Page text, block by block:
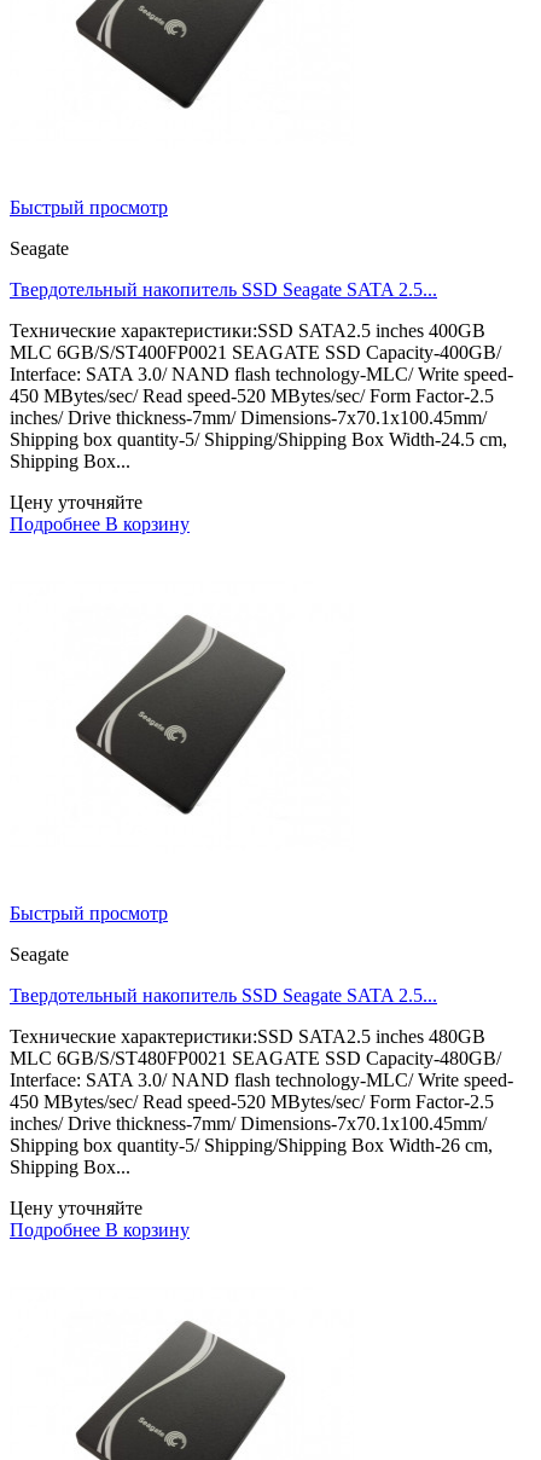
Быстрый просмотр
Seagate
Твердотельный накопитель SSD Seagate SATA 2.5...
Технические характеристики:SSD SATA2.5 inches 400GB
MLC 6GB/S/ST400FP0021 SEAGATE SSD Capacity-400GB/
Interface: SATA 3.0/ NAND flash technology-MLC/ Write speed-
450 MBytes/sec/ Read speed-520 MBytes/sec/ Form Factor-2.5
inches/ Drive thickness-7mm/ Dimensions-7x70.1x100.45mm/
Shipping box quantity-5/ Shipping/Shipping Box Width-24.5 cm,
Shipping Box...
Цену уточняйте
Подробнее В корзину
Быстрый просмотр
Seagate
Твердотельный накопитель SSD Seagate SATA 2.5...
Технические характеристики:SSD SATA2.5 inches 480GB
MLC 6GB/S/ST480FP0021 SEAGATE SSD Capacity-480GB/
Interface: SATA 3.0/ NAND flash technology-MLC/ Write speed-
450 MBytes/sec/ Read speed-520 MBytes/sec/ Form Factor-2.5
inches/ Drive thickness-7mm/ Dimensions-7x70.1x100.45mm/
Shipping box quantity-5/ Shipping/Shipping Box Width-26 cm,
Shipping Box...
Цену уточняйте
Подробнее В корзину